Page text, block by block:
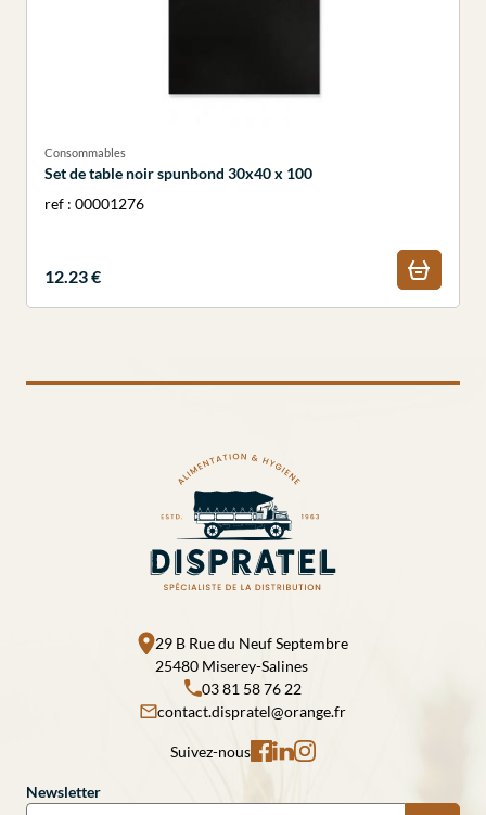
Consommables
Set de table noir spunbond 30x40 x 100
ref : 00001276
12.23 €
29 B Rue du Neuf Septembre
25480 Miserey-Salines
03 81 58 76 22
contact.dispratel@orange.fr
Suivez-nous
Newsletter